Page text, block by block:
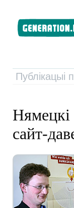
Публікацыі
Нямецкі
сайт-